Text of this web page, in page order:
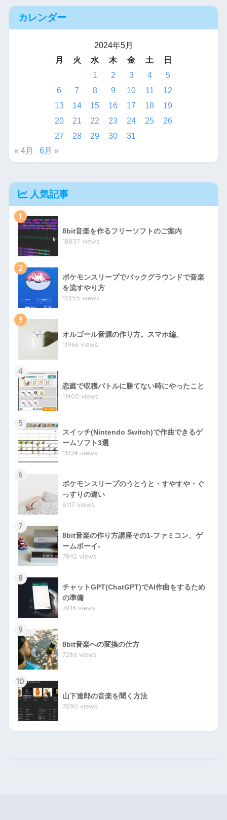
カレンダー
2024年5月
月
火 水 木 金 土
日
1
2 3 4
5
6
7 8 9 10 11
12
13
14 15 16 17 18
19
20
21 22 23 24 25
26
27
28 29 30
31
« 4月
6月 »
人気記事
1
8bit音楽を作るフリーソフトのご案内
18837 views
2
ポケモンスリープでバックグラウンドで音楽
を流すやり方
12355 views
3
オルゴール音源の作り方。スマホ編。
11966 views
4
恋庭で収穫バトルに勝てない時にやったこと
11400 views
5
スイッチ(Nintendo Switch)で作曲できるゲ
ームソフト3選
11324 views
6
ポケモンスリープのうとうと・すやすや・ぐ
っすりの違い
8117 views
7
8bit音楽の作り方講座その1-ファミコン、ゲ
ームボーイ-
7842 views
8
チャットGPT(ChatGPT)でAI作曲をするため
の準備
7816 views
9
8bit音楽への変換の仕方
7286 views
10
山下達郎の音楽を聞く方法
7090 views